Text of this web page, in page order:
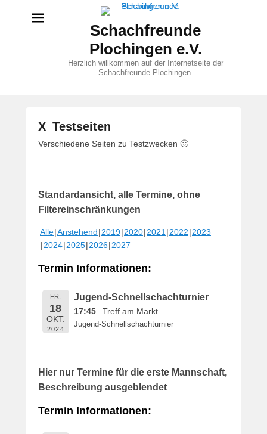
Schachfreunde
Plochingen e.V.
Herzlich willkommen auf der Internetseite der
Schachfreunde Plochingen.
X_Testseiten
V
f
f
n
6
M
a
Verschiedene Seiten zu Testzwecken 🙂
Standardansicht, alle Termine, ohne
Filtereinschränkungen
Alle Anstehend 2019 2020 2021 2022 2023
2024 2025 2026 2027
Termin Informationen:
FR.
18
OKT.
2024
Jugend-Schnellschachturnier
17:45 Treff am Markt
Jugend-Schnellschachturnier
Hier nur Termine für die erste Mannschaft,
Beschreibung ausgeblendet
Termin Informationen: